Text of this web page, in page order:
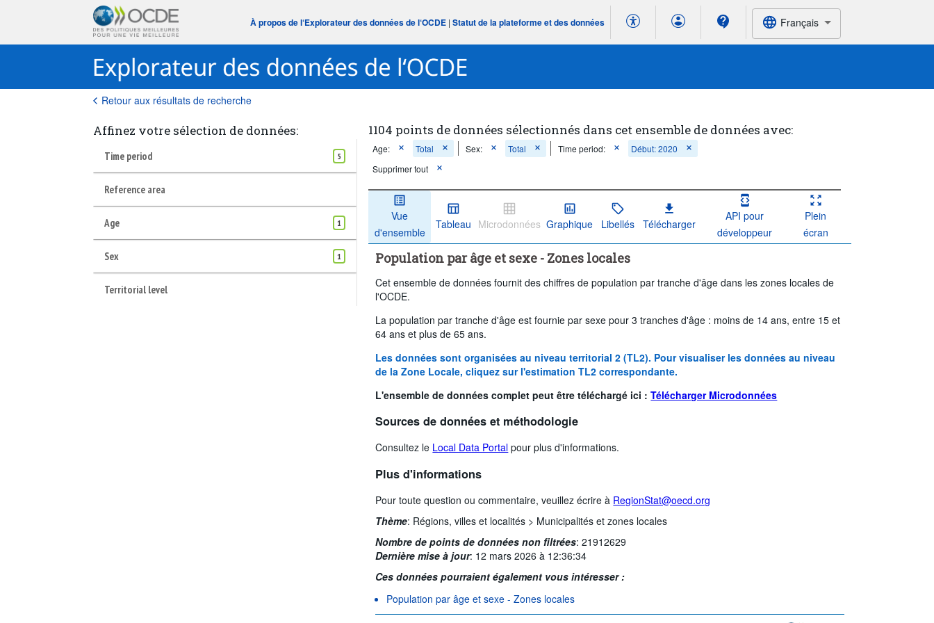
À propos de l‘Explorateur des données de l‘OCDE |Statut de la plateforme et des données Français
Retour aux résultats de recherche
Affinez votre sélection de données:
Time period 5
Reference area
Age 1
Sex 1
Territorial level
1104 points de données sélectionnés dans cet ensemble de données avec:
Age: Total Sex: Total Time period:
Début: 2020
Supprimer tout
Vue
d'ensemble
Tableau Microdonnées Graphique Libellés Télécharger
API pour
développeur
Plein
écran
Population par âge et sexe - Zones locales
Cet ensemble de données fournit des chiffres de population par tranche d'âge dans les zones locales de
l'OCDE.
La population par tranche d'âge est fournie par sexe pour 3 tranches d'âge : moins de 14 ans, entre 15 et
64 ans et plus de 65 ans.
Les données sont organisées au niveau territorial 2 (TL2). Pour visualiser les données au niveau
de la Zone Locale, cliquez sur l'estimation TL2 correspondante.
L'ensemble de données complet peut être téléchargé ici :Télécharger Microdonnées
Sources de données et méthodologie
Consultez le Local Data Portal pour plus d'informations.
Plus d'informations
Pour toute question ou commentaire, veuillez écrire à RegionStat@oecd.org
Thème: Régions, villes et localités > Municipalités et zones locales
Nombre de points de données non filtrées:21912629
Dernière mise à jour: 12 mars 2026 à 12:36:34
Ces données pourraient également vous intéresser :
Population par âge et sexe - Zones locales